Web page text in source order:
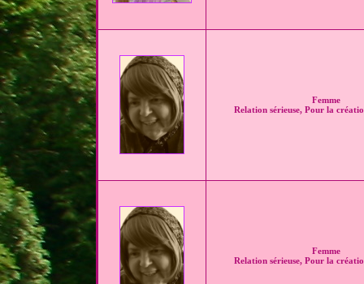
Femme
Relation sérieuse, Pour la
Femme
Relation sérieuse, Pour la